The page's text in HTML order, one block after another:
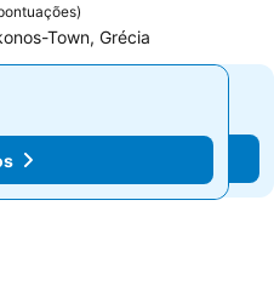
)
Town, Grécia